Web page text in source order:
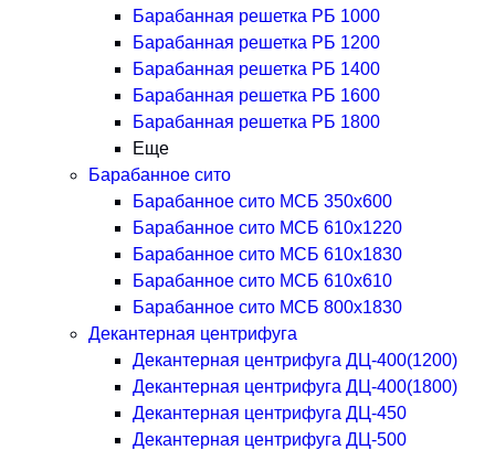
Барабанная решетка РБ 1000
Барабанная решетка РБ 1200
Барабанная решетка РБ 1400
Барабанная решетка РБ 1600
Барабанная решетка РБ 1800
Еще
Барабанное сито
Барабанное сито МСБ 350x600
Барабанное сито МСБ 610x1220
Барабанное сито МСБ 610x1830
Барабанное сито МСБ 610x610
Барабанное сито МСБ 800x1830
Декантерная центрифуга
Декантерная центрифуга ДЦ-400(1200)
Декантерная центрифуга ДЦ-400(1800)
Декантерная центрифуга ДЦ-450
Декантерная центрифуга ДЦ-500